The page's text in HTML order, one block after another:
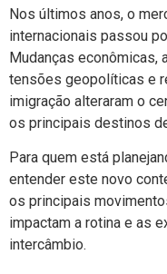
Nos últimos anos, o
internacionais passou
Mudanças econômicas,
tensões geopolíticas e
imigração alteraram o
os principais destinos
Para quem está
entender este novo
os principais
impactam a rotina e as
intercâmbio.